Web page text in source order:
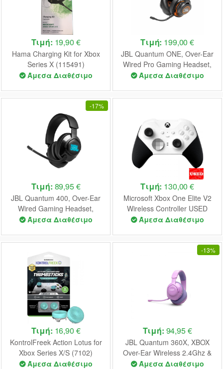
Τιμή: 19,90 €
Hama Charging Kit for Xbox
Series X (115491)
Άμεσα Διαθέσιμο
Τιμή: 199,00 €
JBL Quantum ONE, Over-Ear
Wired Pro Gaming Headset,
Head-Tracking 360, ANC
Άμεσα Διαθέσιμο
-17%
Τιμή: 89,95 €
JBL Quantum 400, Over-Ear
Wired Gaming Headset,
Surround, RGB (Black)
Άμεσα Διαθέσιμο
Τιμή: 130,00 €
Microsoft Xbox One Elite V2
Wireless Controller USED
(White) (UNBOXED)
Άμεσα Διαθέσιμο
Τιμή: 16,90 €
KontrolFreek Action Lotus for
Xbox Series X/S (7102)
Άμεσα Διαθέσιμο
-13%
Τιμή: 94,95 €
JBL Quantum 360X, XBOX
Over-Ear Wireless 2.4Ghz &
BT Gaming Headset, (Purple)
Άμεσα Διαθέσιμο